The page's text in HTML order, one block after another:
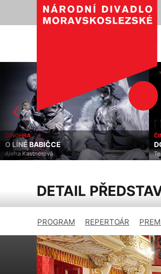
ČINOHRA
DONAHA! (HOLE DUPY)
Terrence McNally, David Yazbek
DETAIL
PROGRAM REPERTOÁR